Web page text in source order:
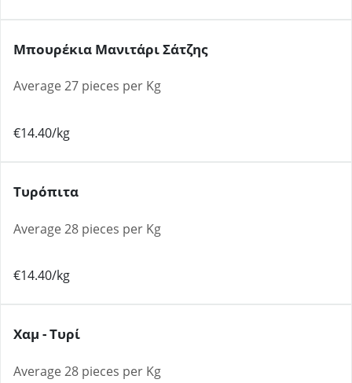
Μπουρέκια Μανιτάρι Σάτζης
Average 27 pieces per Kg
€14.40/kg
Τυρόπιτα
Average 28 pieces per Kg
€14.40/kg
Χαμ - Τυρί
Average 28 pieces per Kg